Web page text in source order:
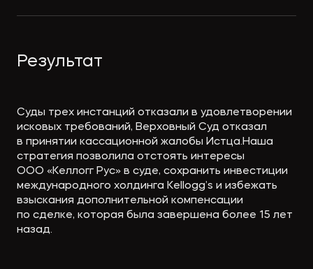
Результат
Суды трех инстанций отказали в удовлетворении
исковых требований, Верховный Суд отказал
в принятии кассационной жалобы Истца.Наша
стратегия позволила отстоять интересы
ООО «Келлогг Рус» в суде, сохранить инвестиции
международного холдинга Kellogg’s и избежать
взыскания дополнительной компенсации
по сделке, которая была завершена более 15 лет
назад.